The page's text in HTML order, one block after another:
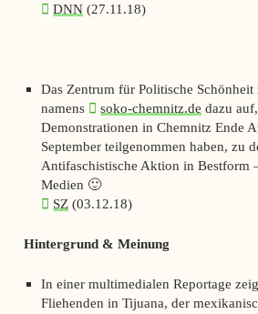
DNN (27.11.18)
Das Zentrum für Politische
namens
soko-chemnitz.de dazu
Demonstrationen in Chemnitz Ende
September teilgenommen haben, zu
Antifaschistische Aktion in Bestform
Medien 🙂
SZ (03.12.18)
Hintergrund & Meinung
In einer multimedialen Reportage
Fliehenden in Tijuana, der